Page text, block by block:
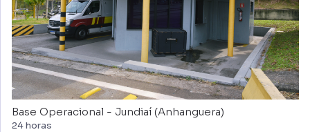
Base Operacional - Jundiaí (Anhanguera)
24 horas